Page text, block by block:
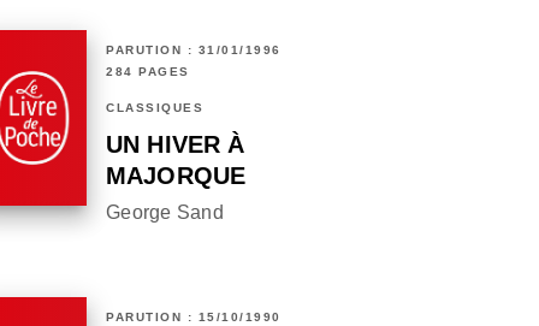
PARUTION : 31/01/1996
284 PAGES
CLASSIQUES
UN HIVER À
MAJORQUE
George Sand
PARUTION : 15/10/1990